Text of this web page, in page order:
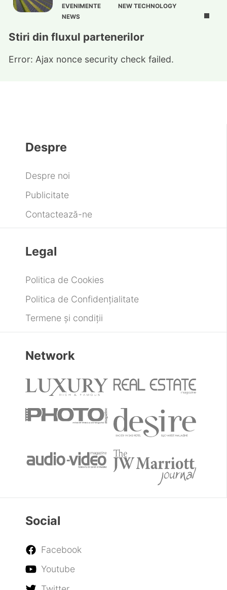
EVENIMENTE
NEW TECHNOLOGY
NEWS
Stiri din fluxul partenerilor
Error: Ajax nonce security check failed.
Despre
Despre noi
Publicitate
Contactează-ne
Legal
Politica de Cookies
Politica de Confidențialitate
Termene și condiții
Network
Social
Facebook
Youtube